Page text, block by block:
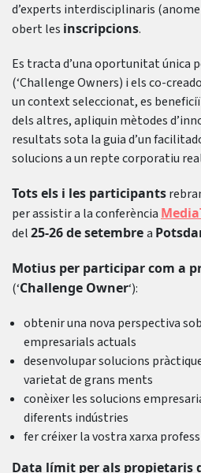
d’experts interdisciplinaris
obert les inscripcions.
Es tracta d’una oportunitat única
(‘Challenge Owners) i els co-
un context seleccionat, es
dels altres, apliquin mètodes
resultats sota la guia d’un
solucions a un repte corporatiu
Tots els i les participants
per assistir a la conferència
del25-26 de setembrea
Motius per participar com a
(‘Challenge Owner‘):
obtenir una nova perspectiva
empresarials actuals
desenvolupar solucions
varietat de grans ments
conèixer les solucions
diferents indústries
fer créixer la vostra xarxa
Data límit per als propietaris